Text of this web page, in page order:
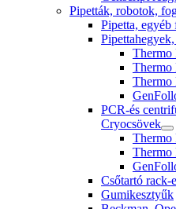
Pipetták, robotok,
Pipetta,
Thermo
Thermo
Thermo
PCR-és
Cryocsövek
Thermo
Thermo
Csőtartó rack-
Gumikesztyűk